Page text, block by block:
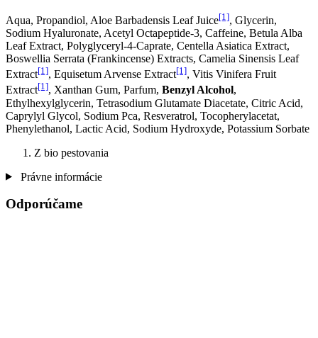
Aqua, Propandiol, Aloe Barbadensis Leaf Juice[1], Glycerin,
Sodium Hyaluronate, Acetyl Octapeptide-3, Caffeine, Betula Alba
Leaf Extract, Polyglyceryl-4-Caprate, Centella Asiatica Extract,
Boswellia Serrata (Frankincense) Extracts, Camelia Sinensis Leaf
Extract[1], Equisetum Arvense Extract[1], Vitis Vinifera Fruit
Extract[1], Xanthan Gum, Parfum, Benzyl Alcohol,
Ethylhexylglycerin, Tetrasodium Glutamate Diacetate, Citric Acid,
Caprylyl Glycol, Sodium Pca, Resveratrol, Tocopherylacetat,
Phenylethanol, Lactic Acid, Sodium Hydroxyde, Potassium Sorbate
Z bio pestovania
Právne informácie
Odporúčame